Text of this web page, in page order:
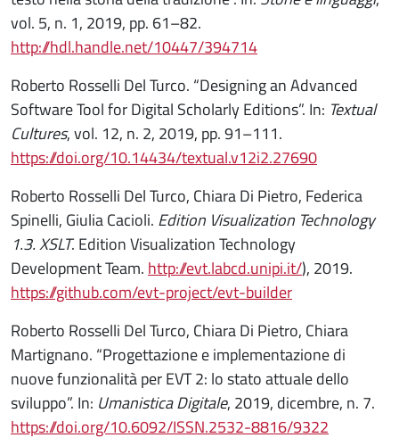
vol. 5, n. 1, 2019, pp. 61–82.
http://hdl.handle.net/10447/394714
Roberto Rosselli Del Turco. “Designing an Advanced
Software Tool for Digital Scholarly Editions”. In: Textual
Cultures, vol. 12, n. 2, 2019, pp. 91–111.
https://doi.org/10.14434/textual.v12i2.27690
Roberto Rosselli Del Turco, Chiara Di Pietro, Federica
Spinelli, Giulia Cacioli. Edition Visualization Technology
1.3. XSLT. Edition Visualization Technology
Development Team. http://evt.labcd.unipi.it/), 2019.
https://github.com/evt-project/evt-builder
Roberto Rosselli Del Turco, Chiara Di Pietro, Chiara
Martignano. “Progettazione e implementazione di
nuove funzionalità per EVT 2: lo stato attuale dello
sviluppo”. In: Umanistica Digitale, 2019, dicembre, n. 7.
https://doi.org/10.6092/ISSN.2532-8816/9322